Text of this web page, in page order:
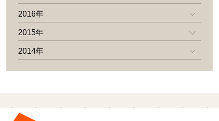
2016年
2015年
2014年